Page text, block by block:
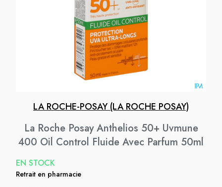
LA ROCHE-POSAY (LA ROCHE POSAY)
La Roche Posay Anthelios 50+ Uvmune
400 Oil Control Fluide Avec Parfum 50ml
EN STOCK
Retrait en pharmacie